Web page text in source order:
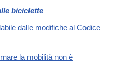
biciclette
dalle modifiche al Codice
la mobilità non è